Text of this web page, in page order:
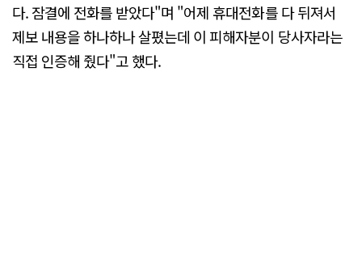
다. 잠결에 전화를 받았다"며 "어제 휴대전화를 다 뒤져서
제보 내용을 하나하나 살폈는데 이 피해자분이 당사자라는
직접 인증해 줬다"고 했다.